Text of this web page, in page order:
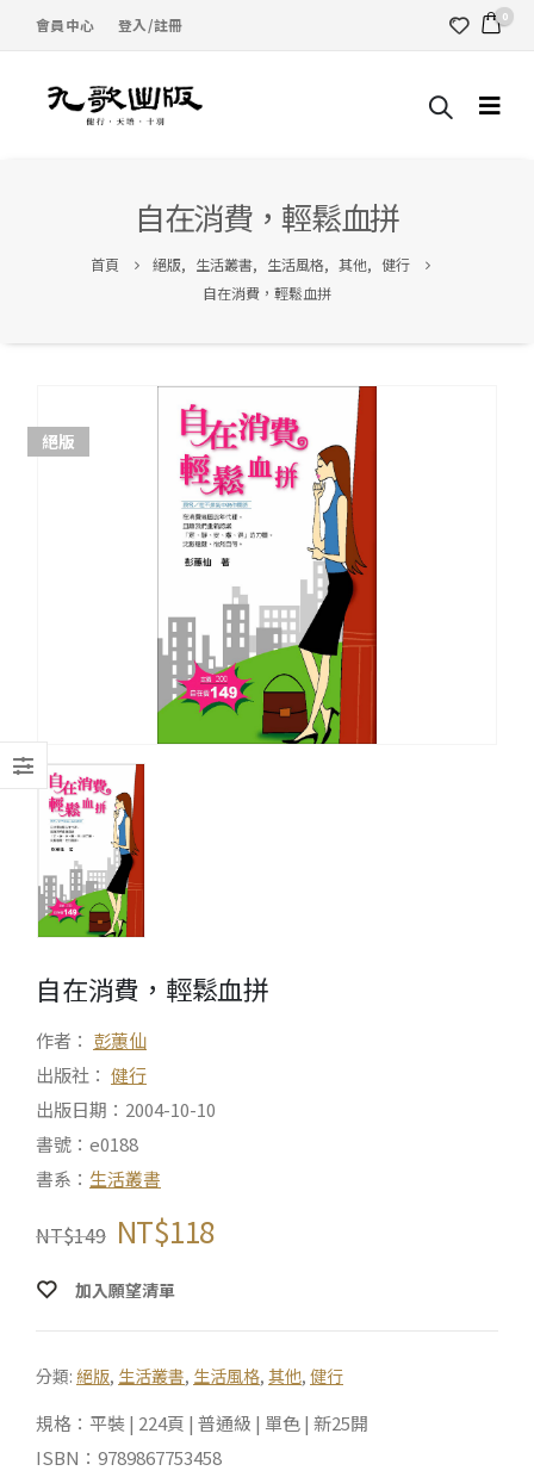
會員中心 登入/註冊 0
自在消費，輕鬆血拼
首頁 絕版, 生活叢書, 生活風格, 其他, 健行
自在消費，輕鬆血拼
絕版
自在消費，輕鬆血拼
作者： 彭蕙仙
出版社： 健行
出版日期：2004-10-10
書號：e0188
書系： 生活叢書
NT$149 NT$118
加入願望清單
分類: 絕版, 生活叢書, 生活風格, 其他, 健行
規格：平裝 | 224頁 | 普通級 | 單色 | 新25開
ISBN：9789867753458